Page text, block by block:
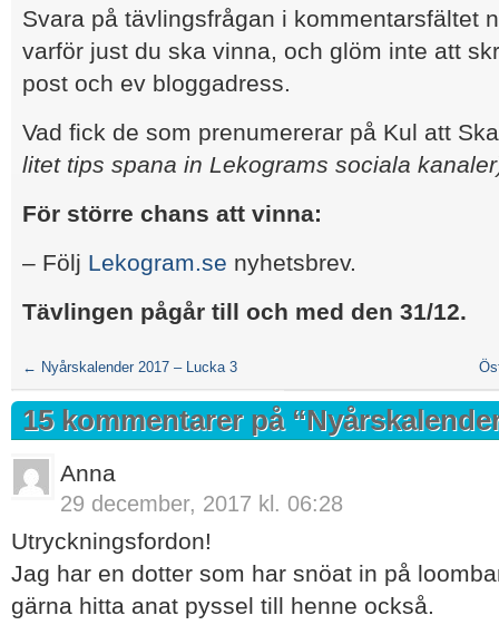
Svara på tävlingsfrågan i kommentarsfältet
varför just du ska vinna, och glöm inte att
post och ev bloggadress.
Vad fick de som prenumererar på Kul att
litet tips spana in Lekograms sociala
För större chans att vinna:
– Följ Lekogram.se nyhetsbrev.
Tävlingen pågår till och med den 31/12.
← Nyårskalender 2017 – Lucka 3
15 kommentarer på “
Anna
29 december, 2017 kl. 06:28
Utryckningsfordon!
Jag har en dotter som har snöat in på
gärna hitta anat pyssel till henne också.